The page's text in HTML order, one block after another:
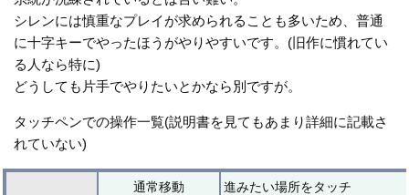
シレンには慎重なプレイが求められることも多いため、普通
に十字キーでやったほうがやりやすいです。(旧作に慣れてい
る人なら特に)
どうしても片手でやりたいとかなら別ですが。
タッチペンでの操作一覧(説明書を見てもあまり詳細に記載さ
れていない)
通常移動 進みたい場所をタッチ